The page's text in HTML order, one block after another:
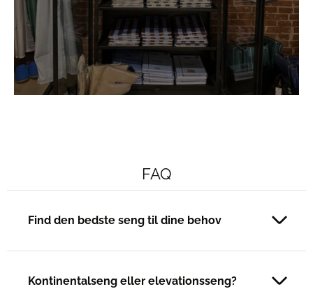
FAQ
Find den bedste seng til dine behov
Kontinentalseng eller elevationsseng?